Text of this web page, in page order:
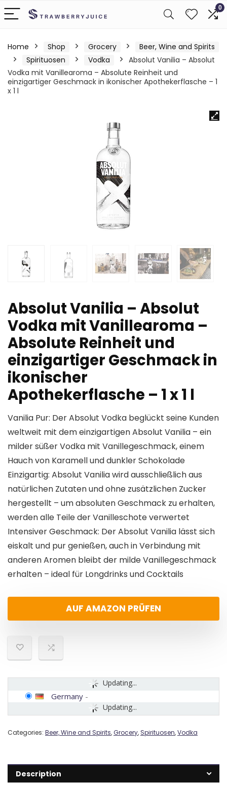
0
Home Shop Grocery
Beer, Wine and Spirits
Spirituosen
Vodka
Absolut Vanilia – Absolut
Vodka mit Vanillearoma – Absolute Reinheit und
einzigartiger Geschmack in ikonischer Apothekerflasche – 1
x 1 l
Absolut Vanilia – Absolut
Vodka mit Vanillearoma –
Absolute Reinheit und
einzigartiger Geschmack in
ikonischer
Apothekerflasche – 1 x 1 l
Vanilia Pur: Der Absolut Vodka beglückt seine Kunden
weltweit mit dem einzigartigen Absolut Vanilia – ein
milder süßer Vodka mit Vanillegeschmack, einem
Hauch von Karamell und dunkler Schokolade
Einzigartig: Absolut Vanilia wird ausschließlich aus
natürlichen Zutaten und ohne zusätzlichen Zucker
hergestellt – um absoluten Geschmack zu erhalten,
werden alle Teile der Vanilleschote verwertet
Intensiver Geschmack: Der Absolut Vanilia lässt sich
eiskalt und pur genießen, auch in Verbindung mit
anderen Aromen bleibt der milde Vanillegeschmack
erhalten – ideal für Longdrinks und Cocktails
AUF AMAZON PRÜFEN
Updating...
Updating...
Germany -
Categories: Beer, Wine and Spirits,Grocery, Spirituosen,Vodka
Description